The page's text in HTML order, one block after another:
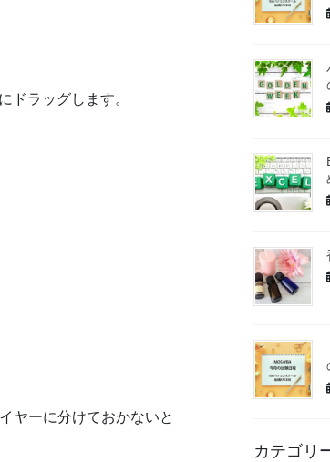
ドラッグします。
ヤーに分けておかないと
カテゴリ